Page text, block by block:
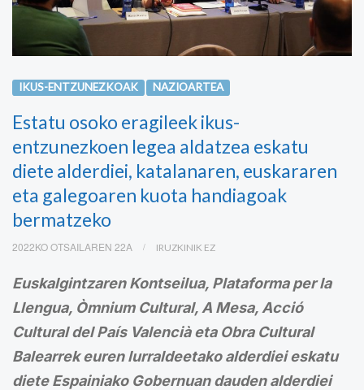
IKUS-ENTZUNEZKOAK NAZIOARTEA
Estatu osoko eragileek ikus-
entzunezkoen legea aldatzea eskatu
diete alderdiei, katalanaren, euskararen
eta galegoaren kuota handiagoak
bermatzeko
2022KO OTSAILAREN 22A IRUZKINIK EZ
Euskalgintzaren Kontseilua, Plataforma per la
Llengua, Òmnium Cultural, A Mesa, Acció
Cultural del País Valencià eta Obra Cultural
Balearrek euren lurraldeetako alderdiei eskatu
diete Espainiako Gobernuan dauden alderdiei